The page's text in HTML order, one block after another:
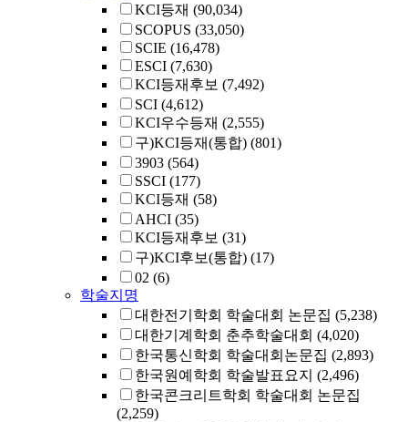
KCI등재 (90,034)
SCOPUS (33,050)
SCIE (16,478)
ESCI (7,630)
KCI등재후보 (7,492)
SCI (4,612)
KCI우수등재 (2,555)
구)KCI등재(통합) (801)
3903 (564)
SSCI (177)
KCI등재 (58)
AHCI (35)
KCI등재후보 (31)
구)KCI후보(통합) (17)
02 (6)
학술지명
대한전기학회 학술대회 논문집 (5,238)
대한기계학회 춘추학술대회 (4,020)
한국통신학회 학술대회논문집 (2,893)
한국원예학회 학술발표요지 (2,496)
한국콘크리트학회 학술대회 논문집
(2,259)